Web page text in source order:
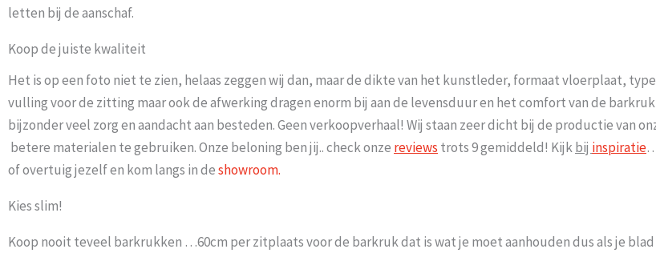
letten bij de aanschaf.
Koop de juiste kwaliteit
Het is op een foto niet te zien, helaas zeggen wij dan, maar de dikte van het kunstleder, formaat vloerplaat,
vulling voor de zitting maar ook de afwerking dragen enorm bij aan de levensduur en het comfort van de
bijzonder veel zorg en aandacht aan besteden. Geen verkoopverhaal! Wij staan zeer dicht bij de productie van
betere materialen te gebruiken. Onze beloning ben jij.. check onze reviews trots 9 gemiddeld! Kijkbij inspiratie
of overtuig jezelf en kom langs in deshowroom.
Kies slim!
Koop nooit teveel barkrukken …60cm per zitplaats voor de barkruk dat is wat je moet aanhouden dus als je